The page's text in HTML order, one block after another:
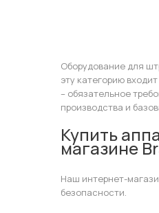
Оборудование для
эту категорию
– обязательное
производства и
Купить
магазине
Наш интернет-
безопасности.